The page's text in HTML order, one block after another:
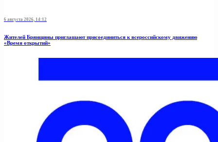
6 августа 2026, 14:12
Жителей Брянщины приглашают присоединиться к всероссийскому движению
«Время открытий»